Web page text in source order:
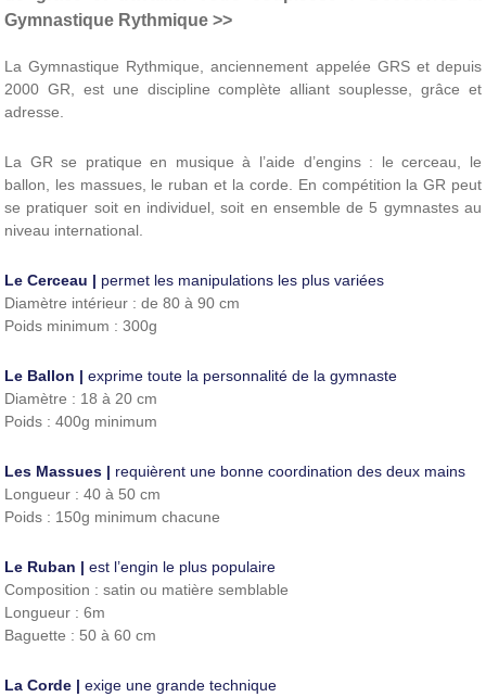
Gymnastique Rythmique >>
La Gymnastique Rythmique, anciennement appelée GRS et depuis
2000 GR, est une discipline complète alliant souplesse, grâce et
adresse.
La GR se pratique en musique à l’aide d’engins : le cerceau, le
ballon, les massues, le ruban et la corde. En compétition la GR peut
se pratiquer soit en individuel, soit en ensemble de 5 gymnastes au
niveau international.
Le Cerceau | permet les manipulations les plus variées
Diamètre intérieur : de 80 à 90 cm
Poids minimum : 300g
Le Ballon | exprime toute la personnalité de la gymnaste
Diamètre : 18 à 20 cm
Poids : 400g minimum
Les Massues | requièrent une bonne coordination des deux mains
Longueur : 40 à 50 cm
Poids : 150g minimum chacune
Le Ruban | est l’engin le plus populaire
Composition : satin ou matière semblable
Longueur : 6m
Baguette : 50 à 60 cm
La Corde | exige une grande technique